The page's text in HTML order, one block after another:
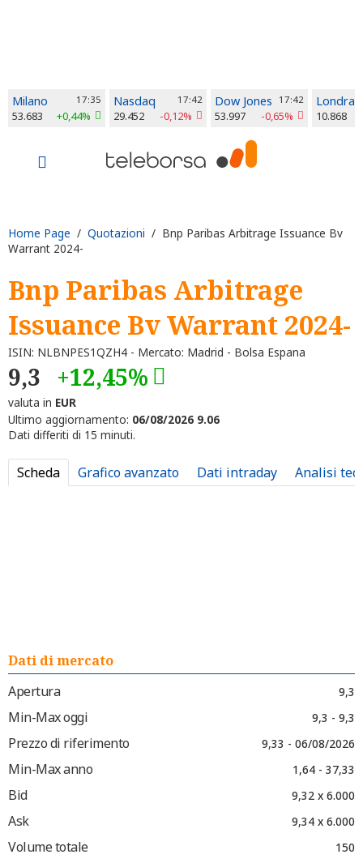
Milano 17:35
53.683 +0,44%
Nasdaq 17:42
29.452 -0,12%
Dow Jones 17:42
53.997 -0,65%
Londra
10.868
Home Page / Quotazioni / Bnp Paribas Arbitrage Issuance Bv
Warrant 2024-
Bnp Paribas Arbitrage
Issuance Bv Warrant 2024-
ISIN: NLBNPES1QZH4 - Mercato: Madrid - Bolsa Espana
9,3 +12,45%
valuta in EUR
Ultimo aggiornamento: 06/08/2026 9.06
Dati differiti di 15 minuti.
Scheda Grafico avanzato Dati intraday Analisi
Dati di mercato
Apertura
9,3
Min-Max oggi 9,3 - 9,3
Prezzo di riferimento 9,33 - 06/08/2026
Min-Max anno 1,64 - 37,33
Bid 9,32 x 6.000
Ask 9,34 x 6.000
Volume totale 150